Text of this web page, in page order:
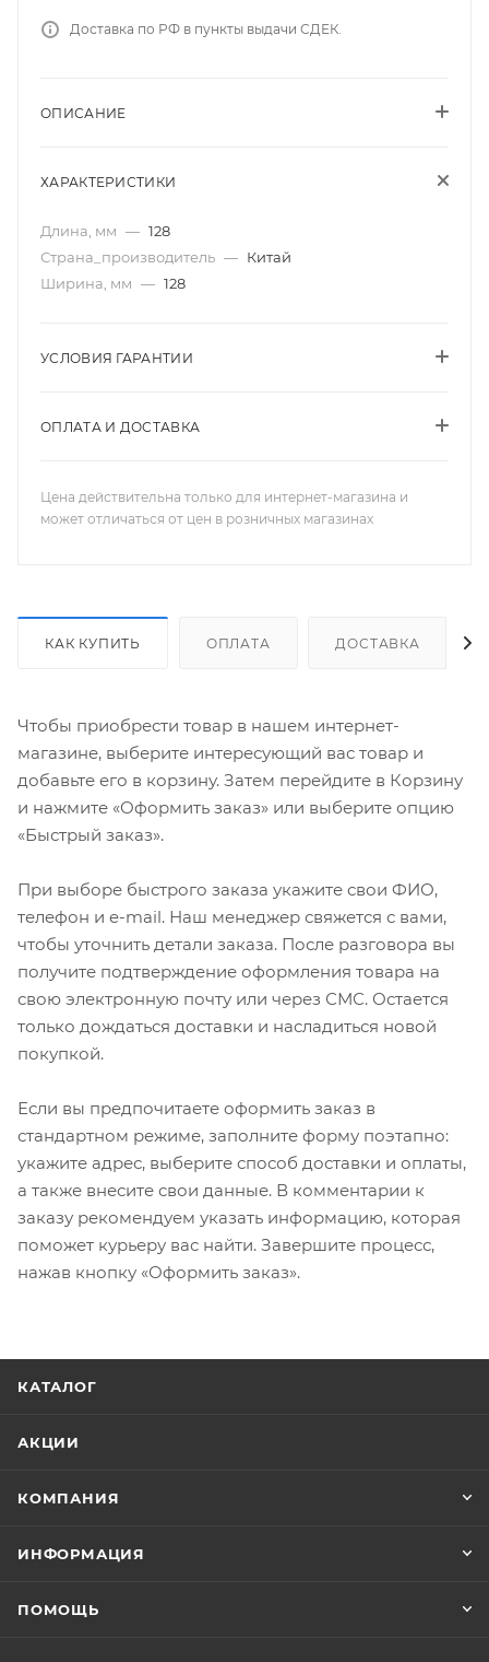
Доставка по РФ в пункты выдачи СДЕК.
ОПИСАНИЕ
ХАРАКТЕРИСТИКИ
Длина, мм — 128
Страна_производитель — Китай
Ширина, мм — 128
УСЛОВИЯ ГАРАНТИИ
ОПЛАТА И ДОСТАВКА
Цена действительна только для интернет-магазина и
может отличаться от цен в розничных магазинах
КАК КУПИТЬ ОПЛАТА ДОСТАВКА
Чтобы приобрести товар в нашем интернет-
магазине, выберите интересующий вас товар и
добавьте его в корзину. Затем перейдите в Корзину
и нажмите «Оформить заказ» или выберите опцию
«Быстрый заказ».
При выборе быстрого заказа укажите свои ФИО,
телефон и e-mail. Наш менеджер свяжется с вами,
чтобы уточнить детали заказа. После разговора вы
получите подтверждение оформления товара на
свою электронную почту или через СМС. Остается
только дождаться доставки и насладиться новой
покупкой.
Если вы предпочитаете оформить заказ в
стандартном режиме, заполните форму поэтапно:
укажите адрес, выберите способ доставки и оплаты,
а также внесите свои данные. В комментарии к
заказу рекомендуем указать информацию, которая
поможет курьеру вас найти. Завершите процесс,
нажав кнопку «Оформить заказ».
КАТАЛОГ
АКЦИИ
КОМПАНИЯ
ИНФОРМАЦИЯ
ПОМОЩЬ